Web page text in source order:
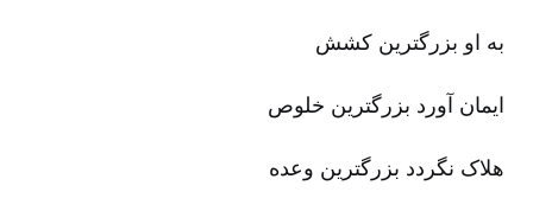
به او بزرگترین کشش‌
ایمان آورد بزرگترین خلوص‌
هلاک نگردد بزرگترین وعده‌